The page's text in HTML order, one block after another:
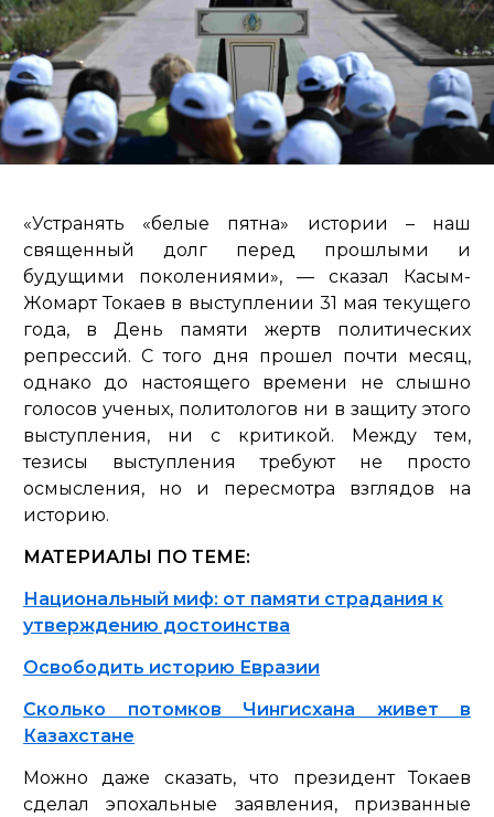
«Устранять «белые пятна» истории – наш
священный долг перед прошлыми и
будущими поколениями», — сказал Касым-
Жомарт Токаев в выступлении 31 мая текущего
года, в День памяти жертв политических
репрессий. С того дня прошел почти месяц,
однако до настоящего времени не слышно
голосов ученых, политологов ни в защиту этого
выступления, ни с критикой. Между тем,
тезисы выступления требуют не просто
осмысления, но и пересмотра взглядов на
историю.
МАТЕРИАЛЫ ПО ТЕМЕ:
Национальный миф: от памяти страдания к
утверждению достоинства
Освободить историю Евразии
Сколько потомков Чингисхана живет в
Казахстане
Можно даже сказать, что президент Токаев
сделал эпохальные заявления, призванные